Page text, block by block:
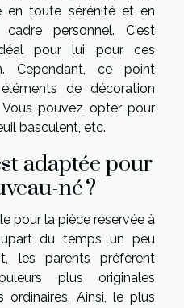
en toute sérénité et en
personnel. C'est
pour lui pour ces
Cependant, ce point
de décoration
pouvez opter pour
basculent, etc.
adaptée pour
né ?
pour la pièce réservée à
du temps un peu
les parents préfèrent
plus originales
Ainsi, le plus